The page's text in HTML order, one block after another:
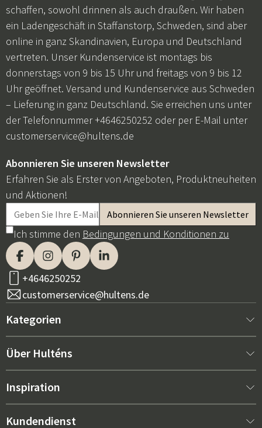
schaffen, sowohl drinnen als auch draußen. Wir haben
ein Ladengeschäft in Staffanstorp, Schweden, sind aber
online in ganz Skandinavien, Europa und Deutschland
vertreten. Unser Kundenservice ist montags bis
donnerstags von 9 bis 15 Uhr und freitags von 9 bis 12
Uhr geöffnet. Versand und Kundenservice aus Schweden
– Lieferung in ganz Deutschland. Sie erreichen uns unter
der Telefonnummer +4646250252 oder per E-Mail unter
customerservice@hultens.de
Abonnieren Sie unseren Newsletter
Erfahren Sie als Erster von Angeboten, Produktneuheiten
und Aktionen!
Ich stimme den Bedingungen und Konditionen zu
+4646250252
customerservice@hultens.de
Kategorien
Neu bei uns
Innenausstattung
Über Hulténs
Über Hulténs
Inspiration
Bestseller
Kundendienst